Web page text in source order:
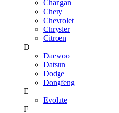
Changan
Chery
Chevrolet
Chrysler
Citroen
D
Daewoo
Datsun
Dodge
Dongfeng
E
Evolute
F